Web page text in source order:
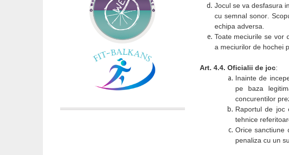
Jocul se va desfasura
cu semnal sonor.
echipa adversa.
Toate meciurile se vor
a meciurilor de hochei
Art. 4.4. Oficialii de joc:
Inainte de
pe baza
concurentilor
Raportul de joc
tehnice
Orice sanctiune
penaliza cu un